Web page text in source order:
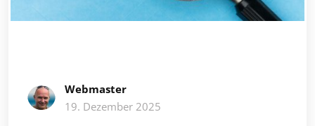
Webmaster
19. Dezember 2025